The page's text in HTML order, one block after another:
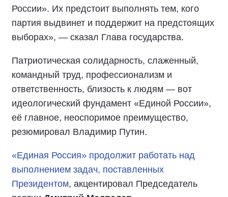
России». Их предстоит выполнять тем, кого
партия выдвинет и поддержит на предстоящих
выборах», — сказал Глава государства.
Патриотическая солидарность, слаженный,
командный труд, профессионализм и
ответственность, близость к людям — вот
идеологический фундамент «Единой России»,
её главное, неоспоримое преимущество,
резюмировал Владимир Путин.
«Единая Россия» продолжит работать над
выполнением задач, поставленных
Президентом, акцентировал Председатель